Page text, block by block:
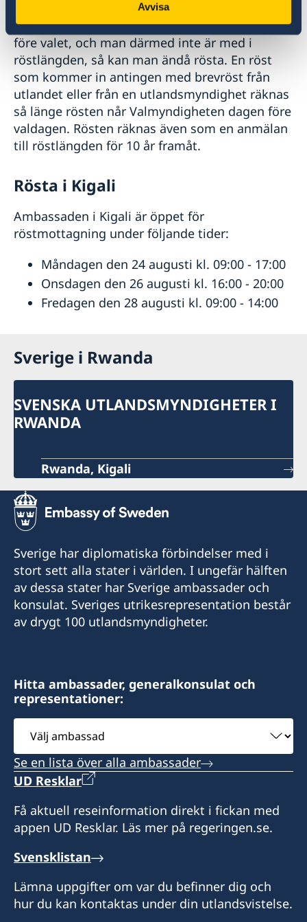
Avvisa
Även om en anmälan inte är gjord 30 dagar
före valet, och man därmed inte är med i
röstlängden, så kan man ändå rösta. En röst
som kommer in antingen med brevröst från
utlandet eller från en utlandsmyndighet räknas
så länge rösten når Valmyndigheten dagen före
valdagen. Rösten räknas även som en anmälan
till röstlängden för 10 år framåt.
Rösta i Kigali
Ambassaden i Kigali är öppet för
röstmottagning under följande tider:
Måndagen den 24 augusti kl. 09:00 - 17:00
Onsdagen den 26 augusti kl. 16:00 - 20:00
Fredagen den 28 augusti kl. 09:00 - 14:00
Sverige i Rwanda
SVENSKA UTLANDSMYNDIGHETER I
RWANDA
Rwanda, Kigali
Sverige har diplomatiska förbindelser med i
stort sett alla stater i världen. I ungefär hälften
av dessa stater har Sverige ambassader och
konsulat. Sveriges utrikesrepresentation består
av drygt 100 utlandsmyndigheter.
Hitta ambassader, generalkonsulat och
representationer:
ambassad
Se en lista över alla ambassader
UD Resklar
Få aktuell reseinformation direkt i fickan med
appen UD Resklar. Läs mer på regeringen.se.
Svensklistan
Lämna uppgifter om var du befinner dig och
hur du kan kontaktas under din utlandsvistelse.